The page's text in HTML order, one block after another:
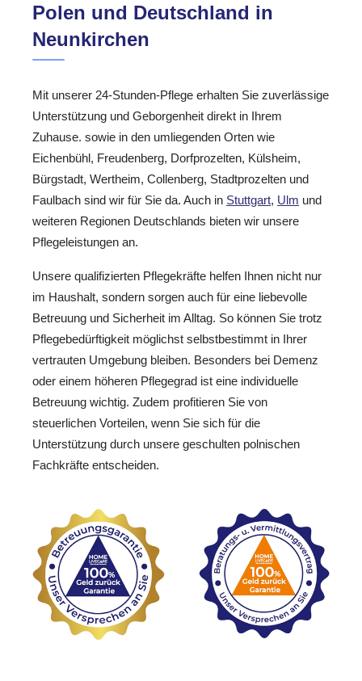
Polen und Deutschland in
Neunkirchen
Mit unserer 24-Stunden-Pflege erhalten Sie zuverlässige
Unterstützung und Geborgenheit direkt in Ihrem
Zuhause. sowie in den umliegenden Orten wie
Eichenbühl, Freudenberg, Dorfprozelten, Külsheim,
Bürgstadt, Wertheim, Collenberg, Stadtprozelten und
Faulbach sind wir für Sie da. Auch in Stuttgart, Ulm und
weiteren Regionen Deutschlands bieten wir unsere
Pflegeleistungen an.
Unsere qualifizierten Pflegekräfte helfen Ihnen nicht nur
im Haushalt, sondern sorgen auch für eine liebevolle
Betreuung und Sicherheit im Alltag. So können Sie trotz
Pflegebedürftigkeit möglichst selbstbestimmt in Ihrer
vertrauten Umgebung bleiben. Besonders bei Demenz
oder einem höheren Pflegegrad ist eine individuelle
Betreuung wichtig. Zudem profitieren Sie von
steuerlichen Vorteilen, wenn Sie sich für die
Unterstützung durch unsere geschulten polnischen
Fachkräfte entscheiden.